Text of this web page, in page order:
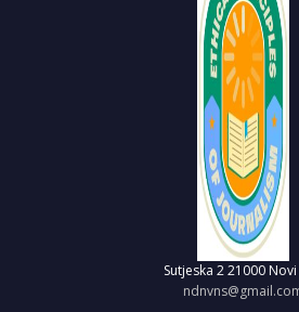
Sutjeska 2 21000 Novi